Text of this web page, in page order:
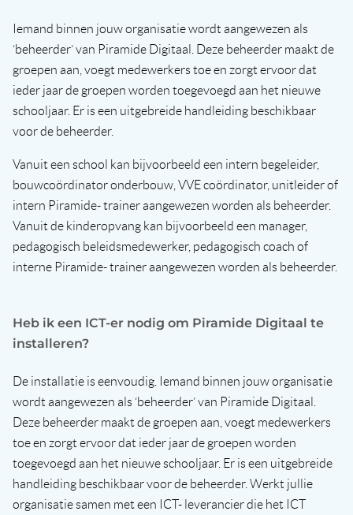
Iemand binnen jouw organisatie wordt aangewezen als
‘beheerder’ van Piramide Digitaal. Deze beheerder maakt de
groepen aan, voegt medewerkers toe en zorgt ervoor dat
ieder jaar de groepen worden toegevoegd aan het nieuwe
schooljaar. Er is een uitgebreide handleiding beschikbaar
voor de beheerder.
Vanuit een school kan bijvoorbeeld een intern begeleider,
bouwcoördinator onderbouw, VVE coördinator, unitleider of
intern Piramide- trainer aangewezen worden als beheerder.
Vanuit de kinderopvang kan bijvoorbeeld een manager,
pedagogisch beleidsmedewerker, pedagogisch coach of
interne Piramide- trainer aangewezen worden als beheerder.
Heb ik een ICT-er nodig om Piramide Digitaal te
installeren?
De installatie is eenvoudig. Iemand binnen jouw organisatie
wordt aangewezen als ‘beheerder’ van Piramide Digitaal.
Deze beheerder maakt de groepen aan, voegt medewerkers
toe en zorgt ervoor dat ieder jaar de groepen worden
toegevoegd aan het nieuwe schooljaar. Er is een uitgebreide
handleiding beschikbaar voor de beheerder. Werkt jullie
organisatie samen met een ICT- leverancier die het ICT